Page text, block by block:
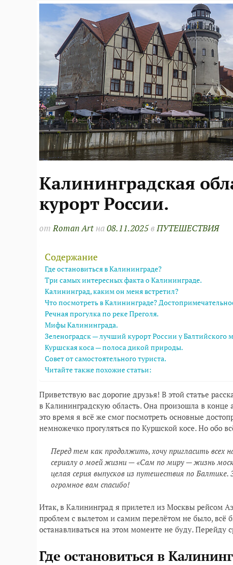
Калининградская
курорт России.
отRoman Art на08.11.2025вПУТЕШЕСТВИЯ
Содержание
Где остановиться в Калининграде?
Три самых интересных факта о Калининграде.
Калининград, каким он меня встретил?
Что посмотреть в Калининграде?
Речная прогулка по реке Преголя.
Мифы Калининграда.
Зеленоградск — лучший курорт России у Балтийского
Куршская коса — полоса дикой природы.
Совет от самостоятельного туриста.
Читайте также похожие статьи:
Приветствую вас дорогие друзья! В этой статье
в Калининградскую область. Она произошла в конце
это время я всё же смог посмотреть основные
немножечко прогуляться по Куршской косе. Но обо
Перед тем как продолжить, хочу пригласить всех
сериалу о моей жизни — «Сам по миру — жизнь
целая серия выпусков из путешествия по
огромное вам спасибо!
Итак, в Калининград я прилетел из Москвы рейсом
проблем с вылетом и самим перелётом не было, всё
останавливаться на этом моменте не буду. Перейду
Где остановиться в